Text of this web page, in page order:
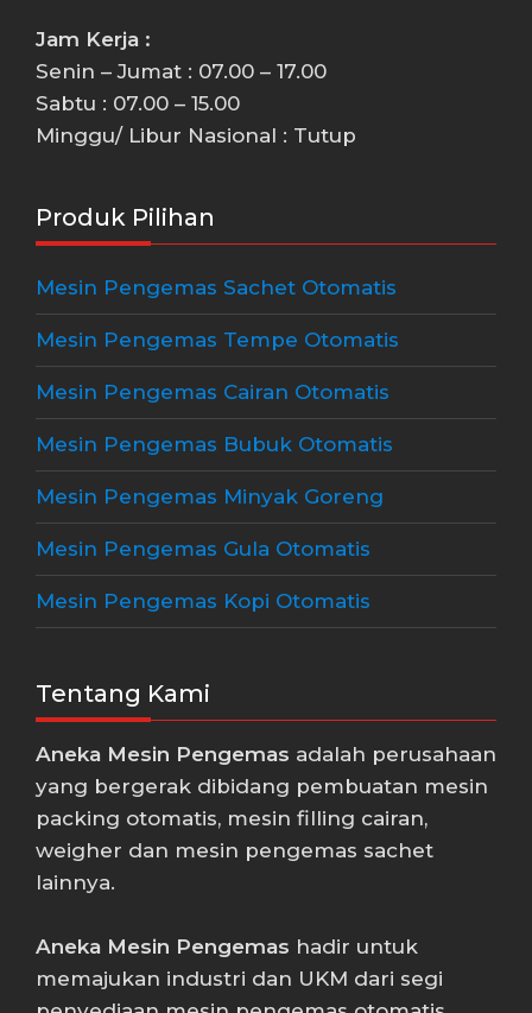
Jam Kerja :
Senin – Jumat : 07.00 – 17.00
Sabtu : 07.00 – 15.00
Minggu/ Libur Nasional : Tutup
Produk Pilihan
Mesin Pengemas Sachet Otomatis
Mesin Pengemas Tempe Otomatis
Mesin Pengemas Cairan Otomatis
Mesin Pengemas Bubuk Otomatis
Mesin Pengemas Minyak Goreng
Mesin Pengemas Gula Otomatis
Mesin Pengemas Kopi Otomatis
Tentang Kami
Aneka Mesin Pengemas adalah perusahaan
yang bergerak dibidang pembuatan mesin
packing otomatis, mesin filling cairan,
weigher dan mesin pengemas sachet
lainnya.
Aneka Mesin Pengemas hadir untuk
memajukan industri dan UKM dari segi